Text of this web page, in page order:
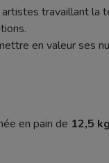
travaillant
en valeur ses
en pain de 12,5 kg